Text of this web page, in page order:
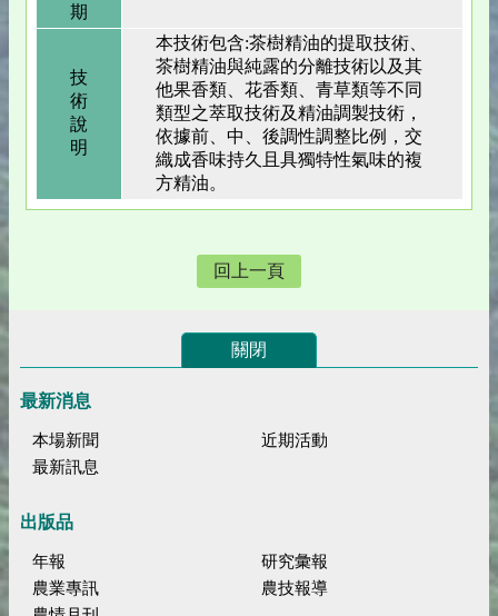
期
技
術
說
明
本技術包含:茶樹精油的提取技術、
茶樹精油與純露的分離技術以及其
他果香類、花香類、青草類等不同
類型之萃取技術及精油調製技術，
依據前、中、後調性調整比例，交
織成香味持久且具獨特性氣味的複
方精油。
回上一頁
關閉
最新消息
本場新聞
近期活動
最新訊息
出版品
年報
研究彙報
農業專訊
農技報導